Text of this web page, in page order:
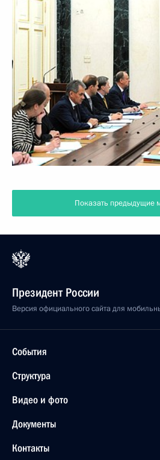
Показать предыдущие
Президент России
Версия официального сайта для
События
Структура
Видео и фото
Документы
Контакты